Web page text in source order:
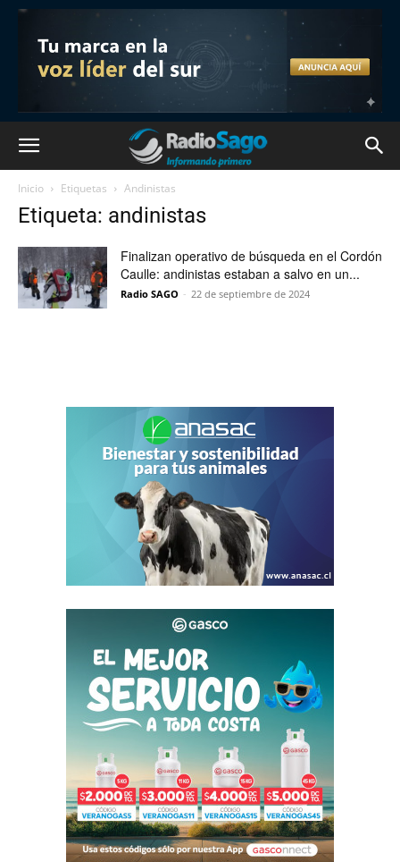
Inicio Etiquetas Andinistas
Etiqueta: andinistas
Finalizan operativo de búsqueda en el Cordón
Caulle: andinistas estaban a salvo en un...
Radio SAGO - 22 de septiembre de 2024